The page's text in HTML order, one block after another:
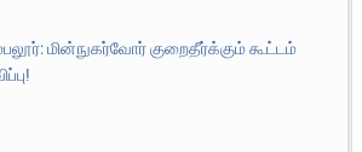
மின்நுகர்வோர் குறைதீர்க்கும் கூட்டம்